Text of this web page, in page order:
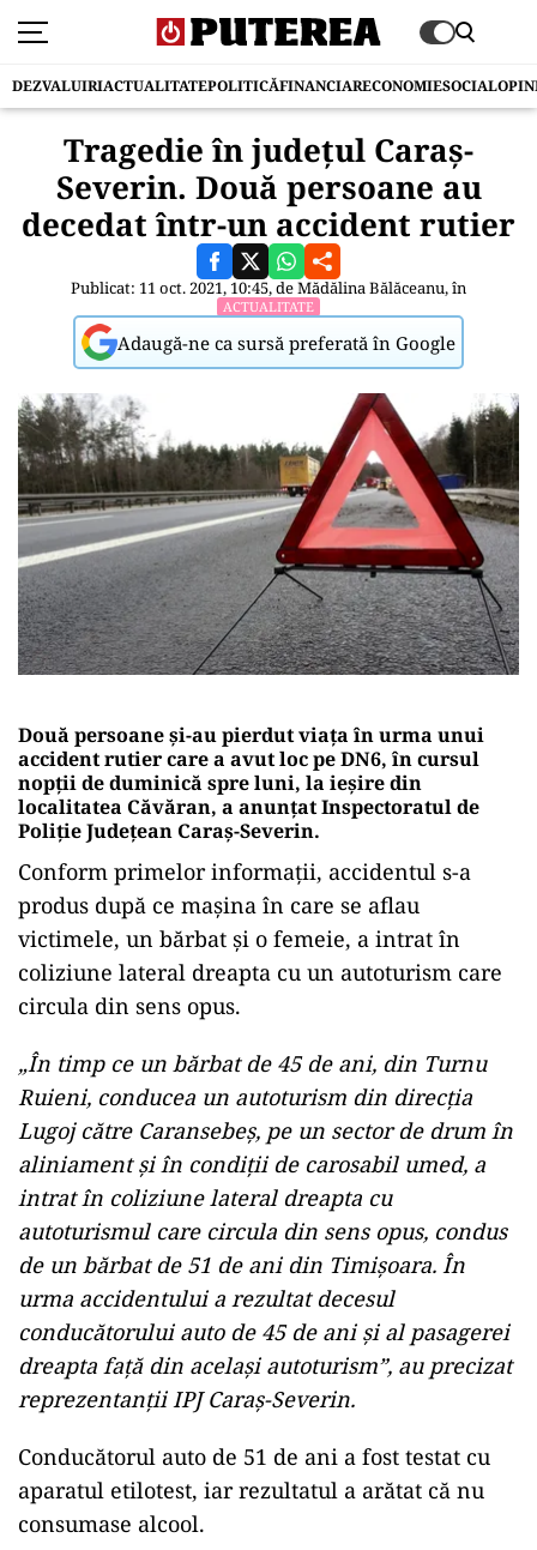
DEZVALUIRIACTUALITATEPOLITICĂFINANCIARECONOMIESOCIAL
Tragedie în județul Caraș-
Severin. Două persoane au
decedat într-un accident rutier
Publicat: 11 oct. 2021, 10:45, deMădălina Bălăceanu, în
ACTUALITATE
Adaugă-ne ca sursă preferată în Google
Două persoane și-au pierdut viața în urma unui
accident rutier care a avut loc pe DN6, în cursul
nopții de duminică spre luni, la ieșire din
localitatea Căvăran, a anunțat Inspectoratul de
Poliție Județean Caraș-Severin.
Conform primelor informații, accidentul s-a
produs după ce maşina în care se aflau
victimele, un bărbat şi o femeie, a intrat în
coliziune lateral dreapta cu un autoturism care
circula din sens opus.
„În timp ce un bărbat de 45 de ani, din Turnu
Ruieni, conducea un autoturism din direcţia
Lugoj către Caransebeş, pe un sector de drum în
aliniament şi în condiţii de carosabil umed, a
intrat în coliziune lateral dreapta cu
autoturismul care circula din sens opus, condus
de un bărbat de 51 de ani din Timişoara. În
urma accidentului a rezultat decesul
conducătorului auto de 45 de ani şi al pasagerei
dreapta faţă din acelaşi autoturism”, au precizat
reprezentanţii IPJ Caraş-Severin.